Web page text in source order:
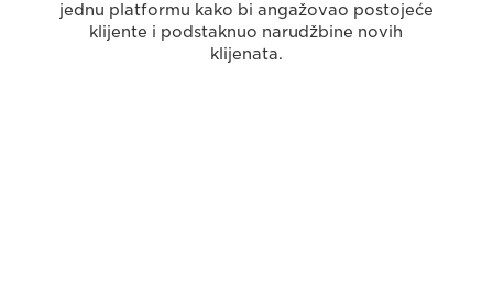
jednu platformu kako bi angažovao postojeće
klijente i podstaknuo narudžbine novih
klijenata.